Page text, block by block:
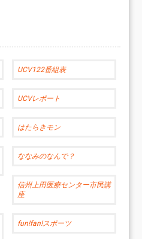
UCV122番組表
UCVレポート
はたらきモン
ななみのなんで？
信州上田医療センター市民講
座
fun!fan!スポーツ